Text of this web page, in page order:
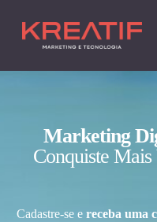
Marketing
Conquiste
Cadastre-se e receba uma